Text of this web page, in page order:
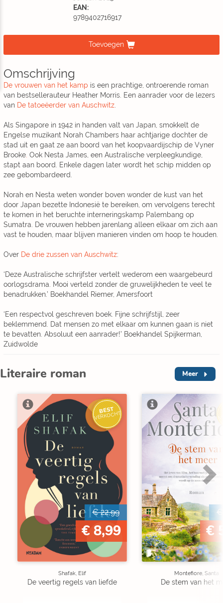
EAN:
9789402716917
Toevoegen
Omschrijving
De vrouwen van het kamp is een prachtige, ontroerende roman
van bestsellerauteur Heather Morris. Een aanrader voor de lezers
van De tatoeëerder van Auschwitz.
Als Singapore in 1942 in handen valt van Japan, smokkelt de
Engelse muzikant Norah Chambers haar achtjarige dochter de
stad uit en gaat ze aan boord van het koopvaardijschip de Vyner
Brooke. Ook Nesta James, een Australische verpleegkundige,
stapt aan boord. Enkele dagen later wordt het schip midden op
zee gebombardeerd.
Norah en Nesta weten wonder boven wonder de kust van het
door Japan bezette Indonesië te bereiken, om vervolgens terecht
te komen in het beruchte interneringskamp Palembang op
Sumatra. De vrouwen hebben jarenlang alleen elkaar om zich aan
vast te houden, maar blijven manieren vinden om hoop te houden.
Over De drie zussen van Auschwitz:
‘Deze Australische schrijfster vertelt wederom een waargebeurd
oorlogsdrama. Mooi verteld zonder de gruwelijkheden te veel te
benadrukken.’ Boekhandel Riemer, Amersfoort
‘Een respectvol geschreven boek. Fijne schrijfstijl, zeer
beklemmend. Dat mensen zo met elkaar om kunnen gaan is niet
te bevatten. Absoluut een aanrader!’ Boekhandel Spijkerman,
Zuidwolde
Literaire roman Meer
BEST
VERKOCHT
€ 22,99
€ 8,99
Shafak, Elif
De veertig regels van liefde
€
€
Montefiore, Santa
De stem van het